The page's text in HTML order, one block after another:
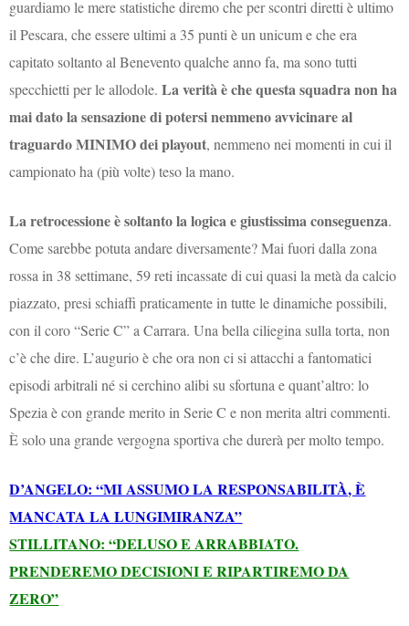
guardiamo le mere statistiche diremo che per scontri diretti è ultimo
il Pescara, che essere ultimi a 35 punti è un unicum e che era
capitato soltanto al Benevento qualche anno fa, ma sono tutti
specchietti per le allodole.La verità è che questa squadra non ha
mai dato la sensazione di potersi nemmeno avvicinare al
traguardo MINIMO dei playout, nemmeno nei momenti in cui il
campionato ha (più volte) teso la mano.
La retrocessione è soltanto la logica e giustissima conseguenza.
Come sarebbe potuta andare diversamente? Mai fuori dalla zona
rossa in 38 settimane, 59 reti incassate di cui quasi la metà da calcio
piazzato, presi schiaffi praticamente in tutte le dinamiche possibili,
con il coro “Serie C” a Carrara. Una bella ciliegina sulla torta, non
c’è che dire. L’augurio è che ora non ci si attacchi a fantomatici
episodi arbitrali né si cerchino alibi su sfortuna e quant’altro: lo
Spezia è con grande merito in Serie C e non merita altri commenti.
È solo una grande vergogna sportiva che durerà per molto tempo.
D’ANGELO: “MI ASSUMO LA RESPONSABILITÀ, È
MANCATA LA LUNGIMIRANZA”
STILLITANO: “DELUSO E ARRABBIATO.
PRENDEREMO DECISIONI E RIPARTIREMO DA
ZERO”